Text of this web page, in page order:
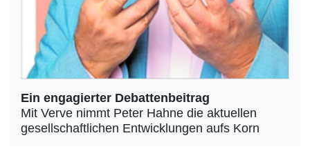
Ein engagierter Debattenbeitrag
Mit Verve nimmt Peter Hahne die aktuellen
gesellschaftlichen Entwicklungen aufs Korn